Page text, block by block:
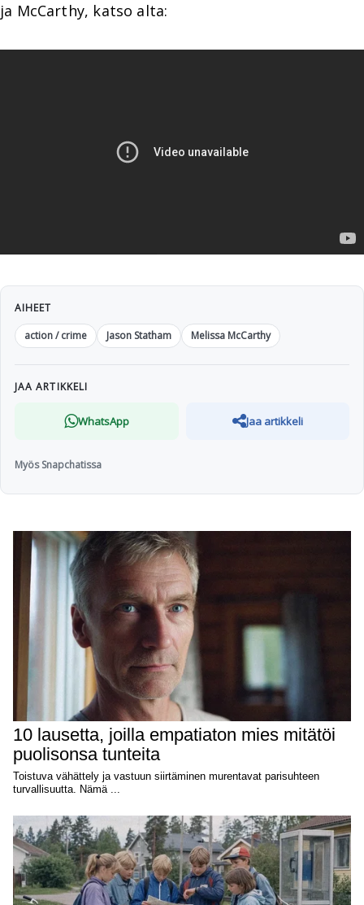
ja McCarthy, katso alta:
AIHEET
action / crime
Jason Statham Melissa McCarthy
JAA ARTIKKELI
WhatsApp Jaa artikkeli
Myös Snapchatissa